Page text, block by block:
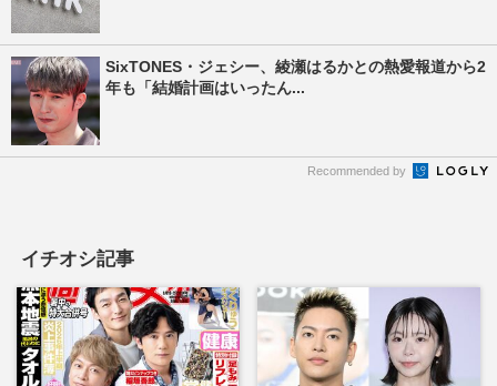
SixTONES・ジェシー、綾瀬はるかとの熱愛報道から2
年も「結婚計画はいったん...
Recommended by
イチオシ記事